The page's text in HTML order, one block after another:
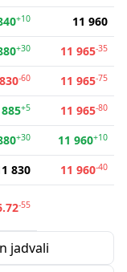
+10
11 960
+30 11 965-35
-60 11 965-75
+5 11 965-80
+30 11 960+10
830 11 960-40
-55
jadvali